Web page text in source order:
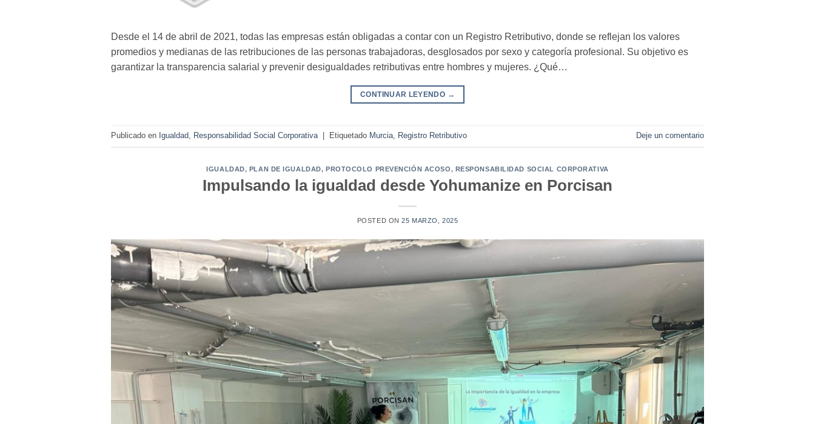
Desde el 14 de abril de 2021, todas las empresas están obligadas a contar con un Registro Retributivo, donde se reflejan los valores
promedios y medianas de las retribuciones de las personas trabajadoras, desglosados por sexo y categoría profesional. Su objetivo es
garantizar la transparencia salarial y prevenir desigualdades retributivas entre hombres y mujeres. ¿Qué…
CONTINUAR LEYENDO →
Publicado en Igualdad Responsabilidad Social Corporativa Etiquetado Murcia Registro Retributivo Deje un comentario
IGUALDAD, PLAN DE IGUALDAD, PROTOCOLO PREVENCIÓN ACOSO, RESPONSABILIDAD SOCIAL CORPORATIVA
Impulsando la igualdad desde Yohumanize en Porcisan
POSTED ON25 MARZO, 2025